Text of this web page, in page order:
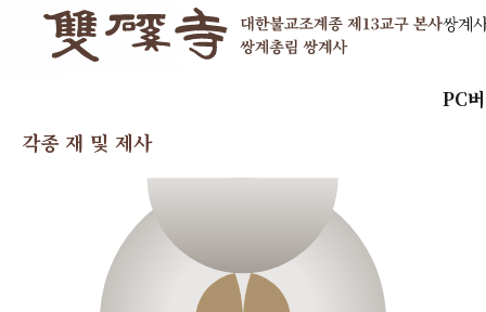
쌍계
PC
각종 재 및 제사